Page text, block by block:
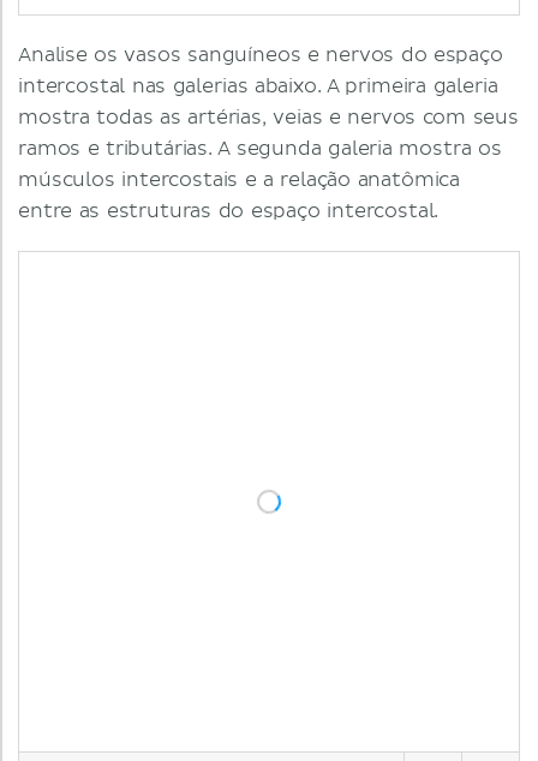
Analise os vasos sanguíneos e nervos do espaço
intercostal nas galerias abaixo. A primeira galeria
mostra todas as artérias, veias e nervos com seus
ramos e tributárias. A segunda galeria mostra os
músculos intercostais e a relação anatômica
entre as estruturas do espaço intercostal.